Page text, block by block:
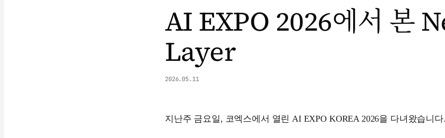
AI EXPO 2026에서 본
Layer
2026.05.11
지난주 금요일, 코엑스에서 열린 AI EXPO KOREA 2026을 다녀왔습니